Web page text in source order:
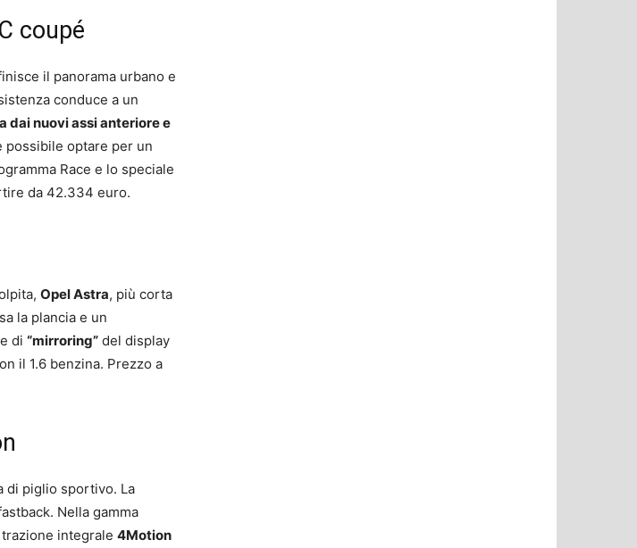
coupé
il panorama urbano e
conduce a un
dai nuovi assi anteriore e
possibile optare per un
Race e lo speciale
da 42.334 euro.
Opel Astra, più corta
la plancia e un
di “mirroring” del display
il 1.6 benzina. Prezzo a
di piglio sportivo. La
Nella gamma
integrale 4Motion